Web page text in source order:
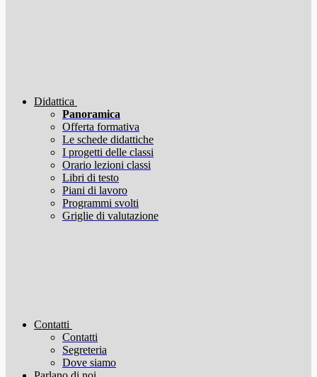
Didattica
Panoramica
Offerta formativa
Le schede didattiche
I progetti delle classi
Orario lezioni classi
Libri di testo
Piani di lavoro
Programmi svolti
Griglie di valutazione
Contatti
Contatti
Segreteria
Dove siamo